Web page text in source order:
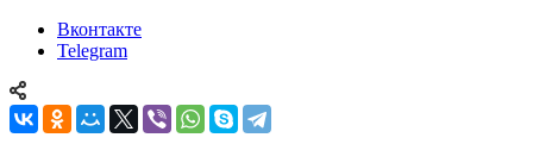
Вконтакте
Telegram